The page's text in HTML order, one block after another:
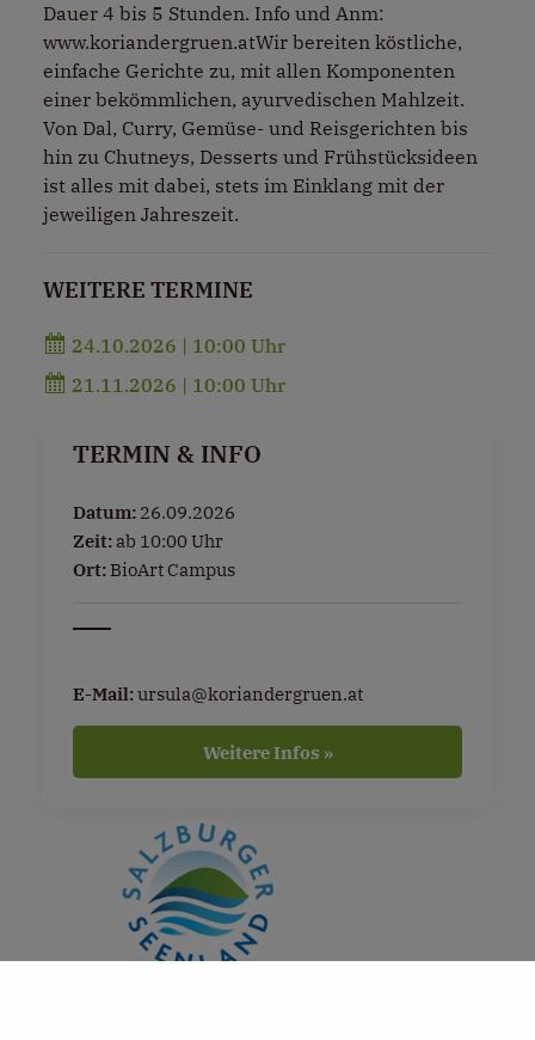
Dauer 4 bis 5 Stunden. Info und Anm:
www.koriandergruen.atWir bereiten köstliche,
einfache Gerichte zu, mit allen Komponenten
einer bekömmlichen, ayurvedischen Mahlzeit.
Von Dal, Curry, Gemüse- und Reisgerichten bis
hin zu Chutneys, Desserts und Frühstücksideen
ist alles mit dabei, stets im Einklang mit der
jeweiligen Jahreszeit.
WEITERE TERMINE
24.10.2026 | 10:00 Uhr
21.11.2026 | 10:00 Uhr
TERMIN & INFO
Datum: 26.09.2026
Zeit: ab 10:00 Uhr
Ort: BioArt Campus
E-Mail:ursula@koriandergruen.at
Weitere Infos »